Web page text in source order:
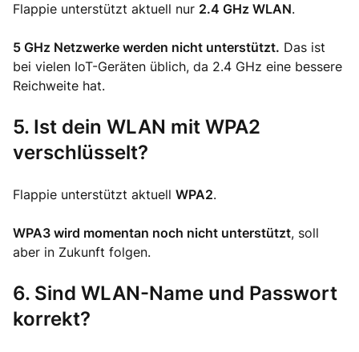
Flappie unterstützt aktuell nur 2.4 GHz WLAN.
5 GHz Netzwerke werden nicht unterstützt. Das ist
bei vielen IoT-Geräten üblich, da 2.4 GHz eine bessere
Reichweite hat.
5. Ist dein WLAN mit WPA2
verschlüsselt?
Flappie unterstützt aktuell WPA2.
WPA3 wird momentan noch nicht unterstützt, soll
aber in Zukunft folgen.
6. Sind WLAN-Name und Passwort
korrekt?